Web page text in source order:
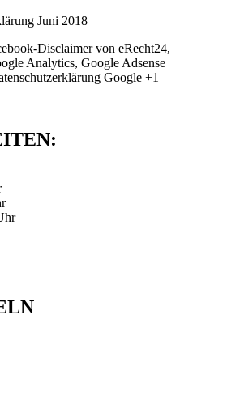
Juni 2018
Disclaimer von eRecht24,
Analytics, Google Adsense
Google +1